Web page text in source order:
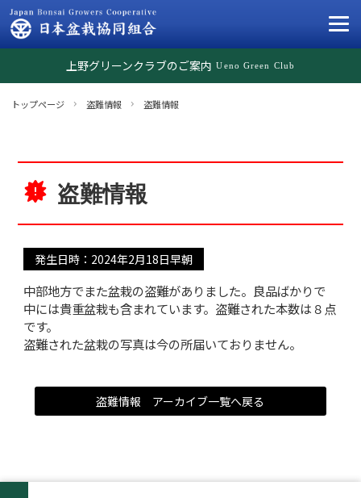
上野グリーンクラブのご案内 Ueno Green Club
トップページ 盗難情報 盗難情報
盗難情報
発生日時：2024年2月18日早朝
中部地方でまた盆栽の盗難がありました。良品ばかりで
中には貴重盆栽も含まれています。盗難された本数は８点
です。
盗難された盆栽の写真は今の所届いておりません。
盗難情報 アーカイブ一覧へ戻る